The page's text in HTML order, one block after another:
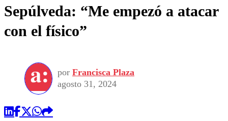
Sepúlveda: “Me empezó a atacar
con el físico”
por Francisca Plaza
agosto 31, 2024